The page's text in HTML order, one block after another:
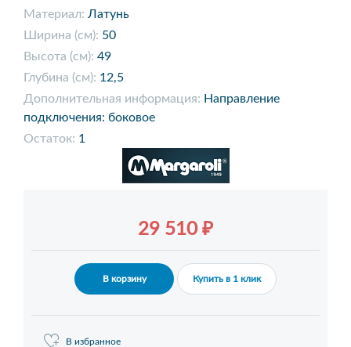
Материал: Латунь
Ширина (см): 50
Высота (см): 49
Глубина (см): 12,5
Дополнительная информация: Направление
подключения: боковое
Остаток: 1
29 510 ₽
В корзину Купить в 1 клик
В избранное